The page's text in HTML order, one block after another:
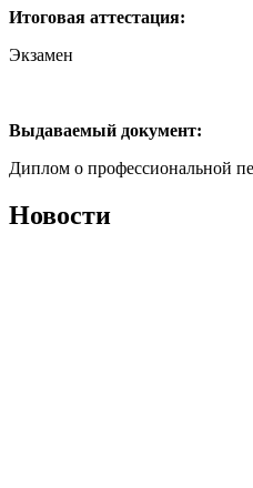
Итоговая аттестация:
Экзамен
Выдаваемый документ:
Диплом о профессиональной
Новости